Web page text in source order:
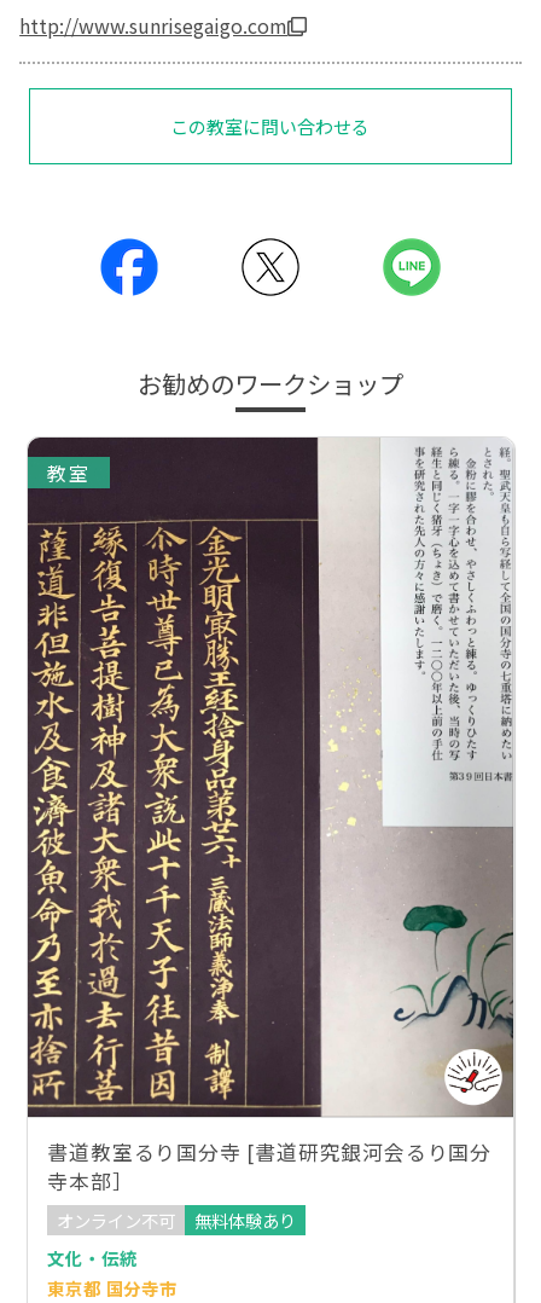
http://www.sunrisegaigo.com
この教室に問い合わせる
お勧めのワークショップ
教室
書道教室るり国分寺 [書道研究銀河会るり国分
寺本部］
オンライン不可
無料体験あり
文化・伝統
東京都 国分寺市